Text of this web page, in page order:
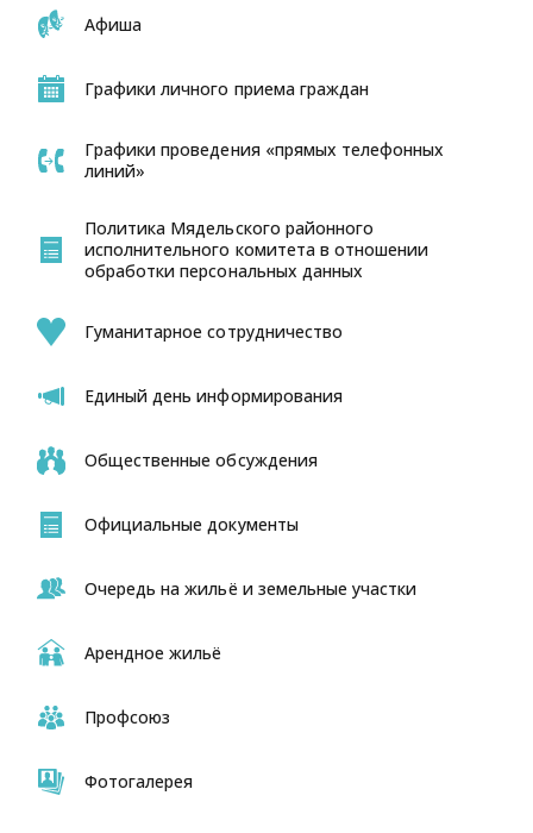
Афиша
Графики личного приема граждан
Графики проведения «прямых телефонных
линий»
Политика Мядельского районного
исполнительного комитета в отношении
обработки персональных данных
Гуманитарное сотрудничество
Единый день информирования
Общественные обсуждения
Официальные документы
Очередь на жильё и земельные участки
Арендное жильё
Профсоюз
Фотогалерея